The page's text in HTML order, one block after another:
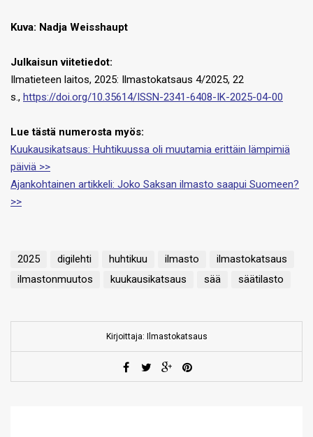
Kuva: Nadja Weisshaupt
Julkaisun viitetiedot:
Ilmatieteen laitos, 2025: Ilmastokatsaus 4/2025, 22
s., https://doi.org/10.35614/ISSN-2341-6408-IK-2025-04-00
Lue tästä numerosta myös:
Kuukausikatsaus: Huhtikuussa oli muutamia erittäin lämpimiä
päiviä >>
Ajankohtainen artikkeli: Joko Saksan ilmasto saapui Suomeen?
>>
2025 digilehti huhtikuu ilmasto
ilmastokatsaus
ilmastonmuutos
kuukausikatsaus sää säätilasto
Kirjoittaja: Ilmastokatsaus